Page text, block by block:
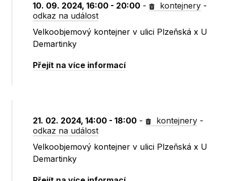
10. 09. 2024, 16:00 - 20:00 - kontejnery -
odkaz na událost
Velkoobjemový kontejner v ulici Plzeňská x U
Demartinky
Přejít na více informací
21. 02. 2024, 14:00 - 18:00 - kontejnery -
odkaz na událost
Velkoobjemový kontejner v ulici Plzeňská x U
Demartinky